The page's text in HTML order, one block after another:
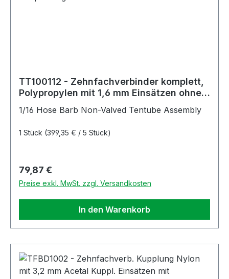
TT100112 - Zehnfachverbinder komplett,
Polypropylen mit 1,6 mm Einsätzen ohne
1/16 Hose Barb Non-Valved Tentube Assembly
1 Stück (399,35 € / 5 Stück)
Regulärer Preis:
79,87 €
Preise exkl. MwSt. zzgl. Versandkosten
In den Warenkorb